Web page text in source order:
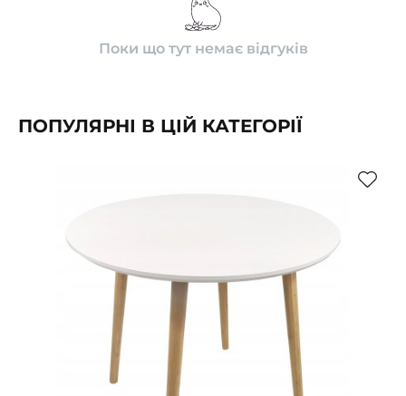
Поки що тут немає відгуків
ПОПУЛЯРНІ В ЦІЙ КАТЕГОРІЇ